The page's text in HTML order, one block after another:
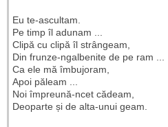
Eu te-ascultam.
Pe timp îl adunam ...
Clipă cu clipă îl strângeam,
Din frunze-ngalbenite de pe ram ...
Ca ele mă îmbujoram,
Apoi păleam ...
Noi împreună-ncet cădeam,
Deoparte și de alta-unui geam.